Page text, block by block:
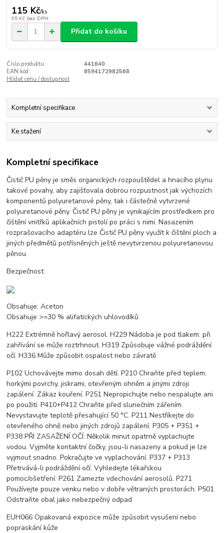
115 Kč/ks
95 Kč bez DPH
Přidat do košíku
Číslo produktu:
441640
EAN kód:
8594172982568
Hlídat cenu / dostupnost
Kompletní specifikace
Ke stažení
Kompletní specifikace
Čistič PU pěny je směs organických rozpouštědel a hnacího plynu
takové povahy, aby zajišťovala dobrou rozpustnost jak výchozích
komponentů polyuretanové pěny, tak i částečně vytvrzené
polyuretanové pěny. Čistič PU pěny je vynikajícím prostředkem pro
čištění vnitřků aplikačních pistolí po práci s nimi. Nasazením
rozprašovacího adaptéru lze Čistič PU pěny využít k čištění ploch a
jiných předmětů potřísněných ještě nevytvrzenou polyuretanovou
pěnou.
Bezpečnost:
Obsahuje: Aceton
Obsahuje >=30 % alifatických uhlovodíků
H222 Extrémně hořlavý aerosol. H229 Nádoba je pod tlakem: při
zahřívání se může roztrhnout. H319 Způsobuje vážné podráždění
očí. H336 Může způsobit ospalost nebo závratě
P102 Uchovávejte mimo dosah dětí. P210 Chraňte před teplem,
horkými povrchy, jiskrami, otevřeným ohněm a jinými zdroji
zapálení. Zákaz kouření. P251 Nepropichujte nebo nespalujte ani
po použití. P410+P412 Chraňte před slunečním zářením.
Nevystavujte teplotě přesahující 50 °C. P211 Nestříkejte do
otevřeného ohně nebo jiných zdrojů zapálení. P305 + P351 +
P338 PŘI ZASAŽENÍ OČÍ: Několik minut opatrně vyplachujte
vodou. Vyjměte kontaktní čočky, jsou-li nasazeny a pokud je lze
vyjmout snadno. Pokračujte ve vyplachování. P337 + P313
Přetrvává-li podráždění očí: Vyhledejte lékařskou
pomoc/ošetření. P261 Zamezte vdechování aerosolů. P271
Používejte pouze venku nebo v dobře větraných prostorách. P501
Odstraňte obal jako nebezpečný odpad
EUH066 Opakovaná expozice může způsobit vysušení nebo
popraskání kůže